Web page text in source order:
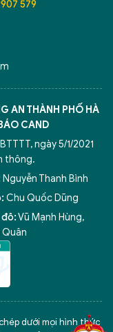
579
AN THÀNH PHỐ HÀ
CAND
ngày 5/1/2021
thông.
Nguyễn Thanh Bình
Chu Quốc Dũng
đô:Vũ Mạnh Hùng,
dưới mọi hình thức
xử lý điểm nghẽn của